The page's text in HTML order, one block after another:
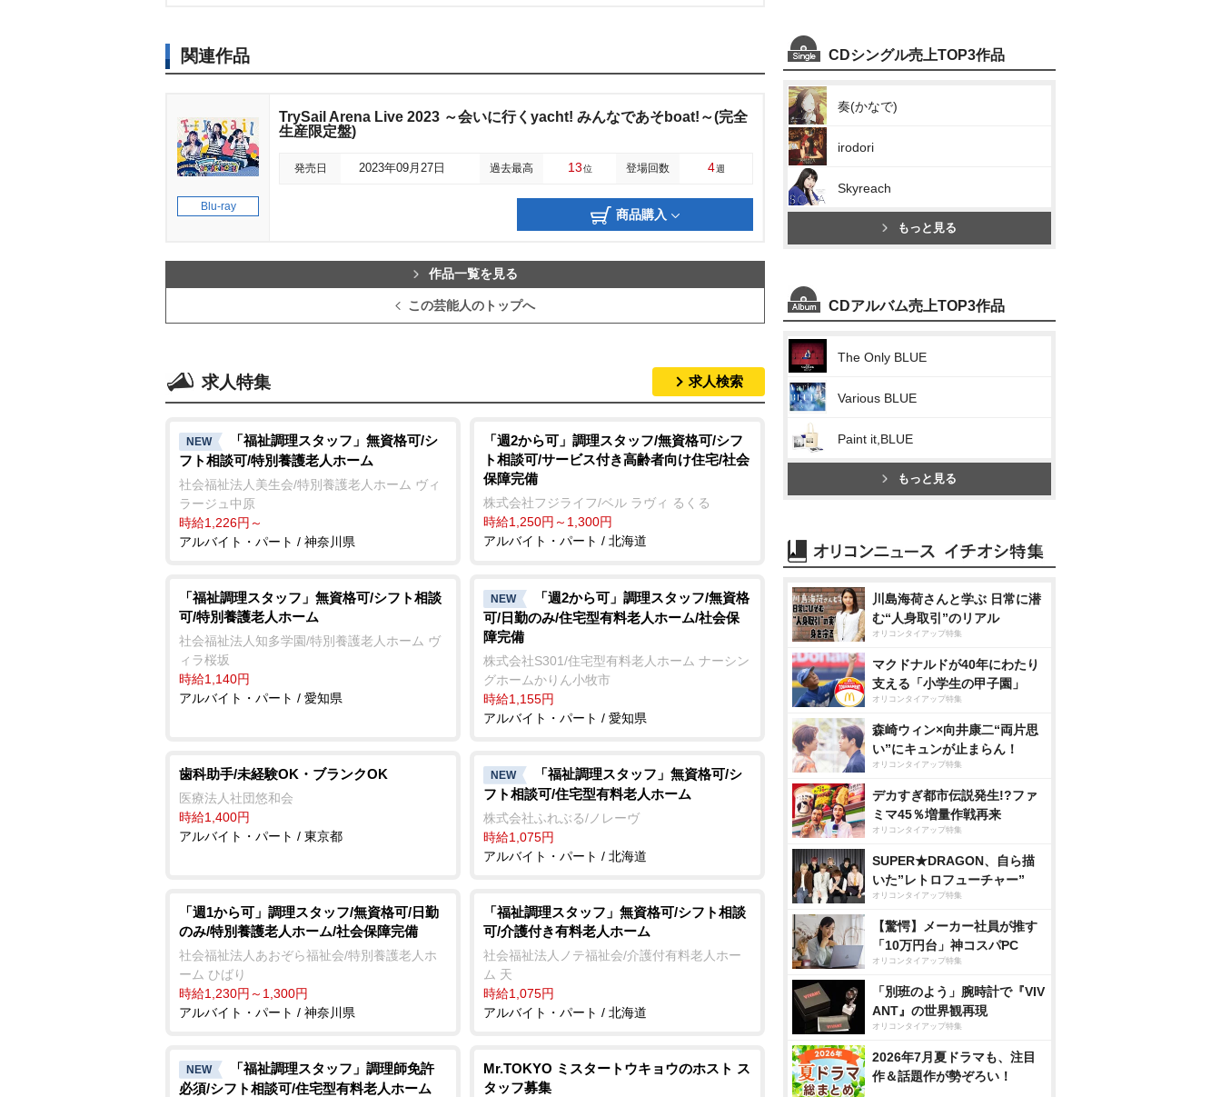
関連作品
Blu-ray
TrySail Arena Live 2023 ～会いに行くyacht! みんなであそboat!～(完全
生産限定盤)
発売日 2023年09月27日 過去最高 13位 登場回数 4週
商品購入
作品一覧を見る
この芸能人のトップへ
求人特集 求人検索
NEW
「福祉調理スタッフ」無資格可/シ
フト相談可/特別養護老人ホーム
社会福祉法人美生会/特別養護老人ホーム ヴィ
ラージュ中原
時給1,226円～
アルバイト・パート / 神奈川県
「週2から可」調理スタッフ/無資格可/シフ
ト相談可/サービス付き高齢者向け住宅/社会
保障完備
株式会社フジライフ/ベル ラヴィ るくる
時給1,250円～1,300円
アルバイト・パート / 北海道
「福祉調理スタッフ」無資格可/シフト相談
可/特別養護老人ホーム
社会福祉法人知多学園/特別養護老人ホーム ヴ
ィラ桜坂
時給1,140円
アルバイト・パート / 愛知県
NEW
「週2から可」調理スタッフ/無資格
可/日勤のみ/住宅型有料老人ホーム/社会保
障完備
株式会社S301/住宅型有料老人ホーム ナーシン
グホームかりん小牧市
時給1,155円
アルバイト・パート / 愛知県
歯科助手/未経験OK・ブランクOK
医療法人社団悠和会
時給1,400円
アルバイト・パート / 東京都
NEW
「福祉調理スタッフ」無資格可/シ
フト相談可/住宅型有料老人ホーム
株式会社ふれぶる/ノレーヴ
時給1,075円
アルバイト・パート / 北海道
「週1から可」調理スタッフ/無資格可/日勤
のみ/特別養護老人ホーム/社会保障完備
社会福祉法人あおぞら福祉会/特別養護老人ホ
ーム ひばり
時給1,230円～1,300円
アルバイト・パート / 神奈川県
「福祉調理スタッフ」無資格可/シフト相談
可/介護付き有料老人ホーム
社会福祉法人ノテ福祉会/介護付有料老人ホー
ム 天
時給1,075円
アルバイト・パート / 北海道
NEW
「福祉調理スタッフ」調理師免許
必須/シフト相談可/住宅型有料老人ホーム
Mr.TOKYO ミスタートウキョウのホスト ス
タッフ募集
CDシングル売上TOP3作品
奏(かなで)
irodori
Skyreach
もっと見る
CDアルバム売上TOP3作品
The Only BLUE
Various BLUE
Paint it,BLUE
もっと見る
川島海荷さんと学ぶ 日常に潜
む“人身取引”のリアル
オリコンタイアップ特集
マクドナルドが40年にわたり
支える「小学生の甲子園」
オリコンタイアップ特集
森崎ウィン×向井康二“両片思
い”にキュンが止まらん！
オリコンタイアップ特集
デカすぎ都市伝説発生!?ファ
ミマ45％増量作戦再来
オリコンタイアップ特集
SUPER★DRAGON、自ら描
いた”レトロフューチャー”
オリコンタイアップ特集
【驚愕】メーカー社員が推す
「10万円台」神コスパPC
オリコンタイアップ特集
「別班のよう」腕時計で『VIV
ANT』の世界観再現
オリコンタイアップ特集
2026年7月夏ドラマも、注目
作＆話題作が勢ぞろい！